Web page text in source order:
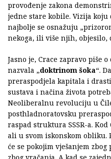
provođenje zakona
jedne stare kobile. Vizija
najbolje se osnažuju
nekoga, ili više njih, objesilo,
Jasno je, Crace zapravo piše o
nazvala „doktrinom šoka“.
preraspodjela kapitala i
sustava i načina života
Neoliberalnu revoluciju u
posthladnoratovsku
raspad struktura SSSR-a.
ali u svom iskonskom obliku.
će se pokojim vješanjem